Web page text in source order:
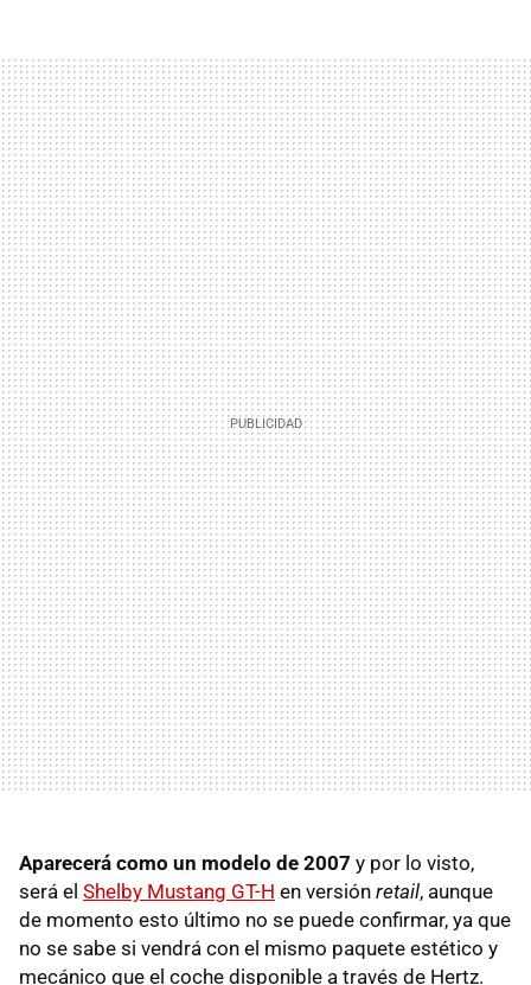
Aparecerá como un modelo de 2007 y por lo visto,
será el Shelby Mustang GT-H en versión retail, aunque
de momento esto último no se puede confirmar, ya que
no se sabe si vendrá con el mismo paquete estético y
mecánico que el coche disponible a través de Hertz.